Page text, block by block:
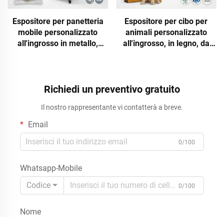
Espositore per panetteria
mobile personalizzato
all'ingrosso in metallo,
negozi al dettaglio con
produzione su ordinazione
(OEM)
Espositore per cibo per
animali personalizzato
all'ingrosso, in legno, da
articoli per animali e punti
produzione su ordinazione
Richiedi un preventivo gratuito
Il nostro rappresentante vi contatterà a breve.
Email
0/100
Whatsapp-Mobile
Codice
0/100
Nome